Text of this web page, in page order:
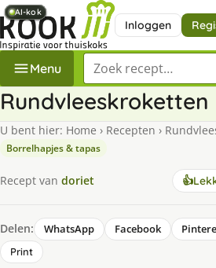
Inloggen
Menu Zoek een recept
Rundvleeskroketten
U bent hier: Home › Recepten ›
Borrelhapjes & tapas
Recept van doriet 👍
Delen: WhatsApp Facebook
Print
AI-kok
AI-kok
AI-kok
AI-kok
AI-kok
AI-kok